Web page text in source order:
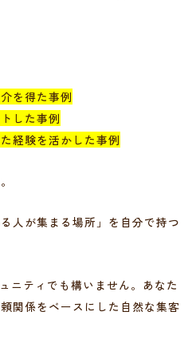
を得た事例
した事例
経験を活かした事例
人が集まる場所」を自分で持つ
ニティでも構いません。あなた
関係をベースにした自然な集客